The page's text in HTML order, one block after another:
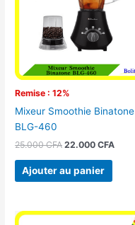
Remise : 12%
Mixeur Smoothie Binatone
BLG-460
25.000CFA 22.000CFA
Ajouter au panier